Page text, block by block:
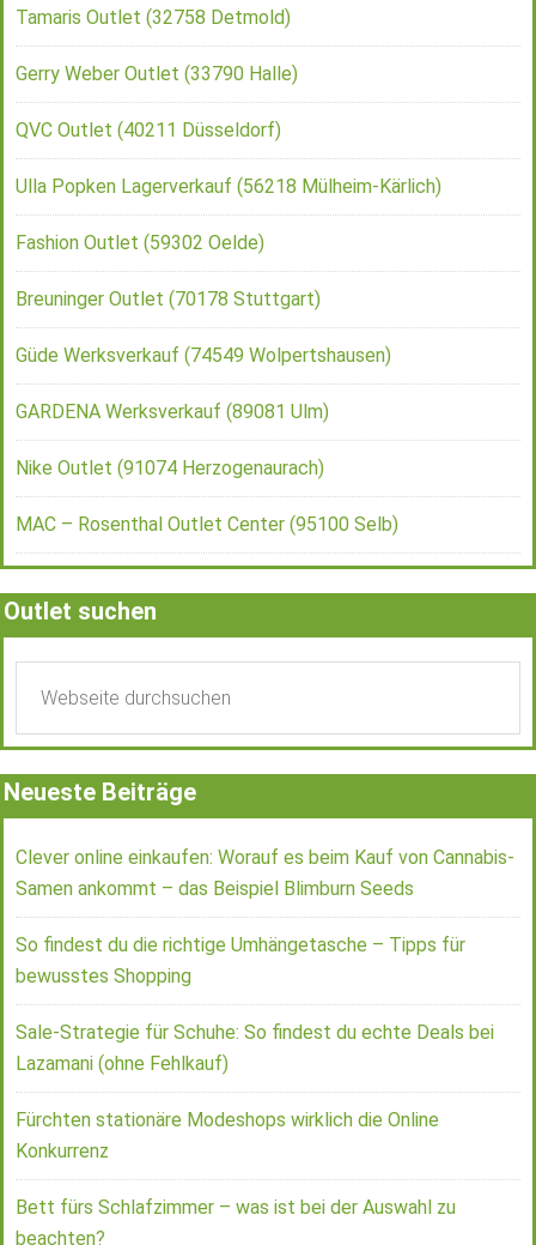
Tamaris Outlet (32758 Detmold)
Gerry Weber Outlet (33790 Halle)
QVC Outlet (40211 Düsseldorf)
Ulla Popken Lagerverkauf (56218 Mülheim-Kärlich)
Fashion Outlet (59302 Oelde)
Breuninger Outlet (70178 Stuttgart)
Güde Werksverkauf (74549 Wolpertshausen)
GARDENA Werksverkauf (89081 Ulm)
Nike Outlet (91074 Herzogenaurach)
MAC – Rosenthal Outlet Center (95100 Selb)
Outlet suchen
Neueste Beiträge
Clever online einkaufen: Worauf es beim Kauf von Cannabis-
Samen ankommt – das Beispiel Blimburn Seeds
So findest du die richtige Umhängetasche – Tipps für
bewusstes Shopping
Sale-Strategie für Schuhe: So findest du echte Deals bei
Lazamani (ohne Fehlkauf)
Fürchten stationäre Modeshops wirklich die Online
Konkurrenz
Bett fürs Schlafzimmer – was ist bei der Auswahl zu
beachten?